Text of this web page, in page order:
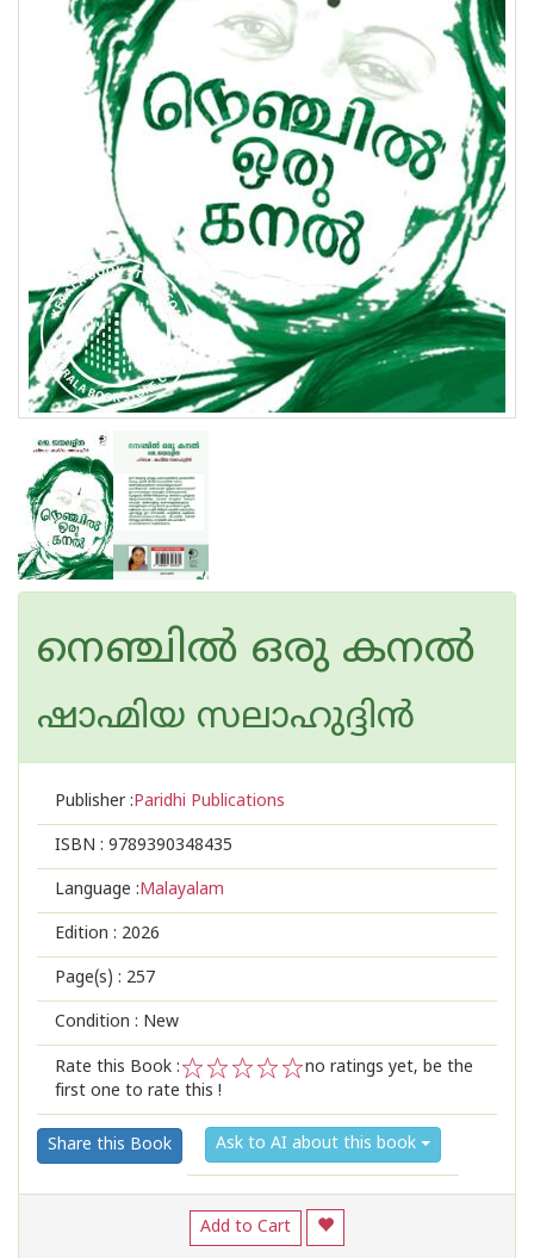
നെഞ്ചിൽ ഒരു കനൽ
ഷാഹ്മിയ സലാഹുദ്ദിൻ
Publisher :Paridhi Publications
ISBN : 9789390348435
Language :Malayalam
Edition : 2026
Page(s) : 257
Condition : New
Rate this Book :
2
1
no ratings yet, be the
first one to rate this !
Share this Book Ask to AI about this book
Add to Cart